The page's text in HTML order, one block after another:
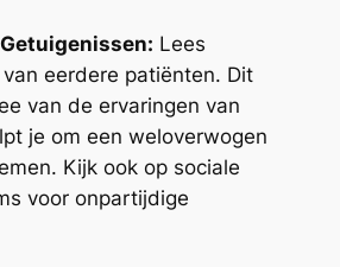
Lees
eerdere patiënten. Dit
van de ervaringen van
je om een weloverwogen
Kijk ook op sociale
voor onpartijdige